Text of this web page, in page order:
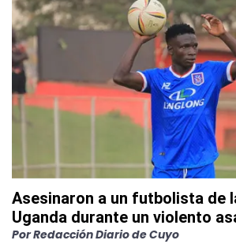
Asesinaron a un futbolista de
Uganda durante un violento
PorRedacción Diario de Cuyo